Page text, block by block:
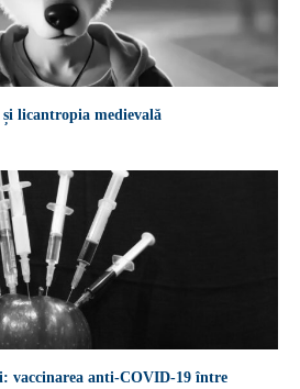
licantropia medievală
vaccinarea anti-COVID-19 între